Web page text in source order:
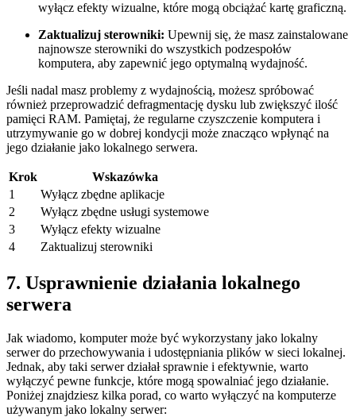
wyłącz ⁢efekty wizualne, ⁤które mogą obciążać kartę graficzną.
Zaktualizuj sterowniki: Upewnij się,‍ że ‌masz zainstalowane
najnowsze sterowniki do wszystkich ‍podzespołów⁤
komputera, aby zapewnić jego optymalną wydajność.
Jeśli nadal masz problemy⁢ z wydajnością, możesz spróbować
również przeprowadzić defragmentację ‍dysku⁢ lub zwiększyć ilość
pamięci RAM.⁢ Pamiętaj, że regularne czyszczenie komputera‍ i
utrzymywanie ​go w⁤ dobrej kondycji może⁤ znacząco wpłynąć ‍na
jego ⁤działanie jako⁢ lokalnego serwera.
Krok
Wskazówka
1
Wyłącz zbędne aplikacje
2
Wyłącz zbędne‍ usługi systemowe
3
Wyłącz efekty ‍wizualne
4
Zaktualizuj ⁣sterowniki
7. Usprawnienie ⁣działania lokalnego
serwera
Jak ‌wiadomo, ​komputer ‍może⁤ być wykorzystany jako lokalny
serwer do przechowywania i udostępniania plików w sieci lokalnej.
Jednak, aby taki serwer działał sprawnie i efektywnie, warto
wyłączyć‍ pewne‍ funkcje, które mogą spowalniać‌ jego działanie.
Poniżej znajdziesz kilka porad, co‍ warto wyłączyć na komputerze
⁤używanym ⁢jako lokalny serwer: